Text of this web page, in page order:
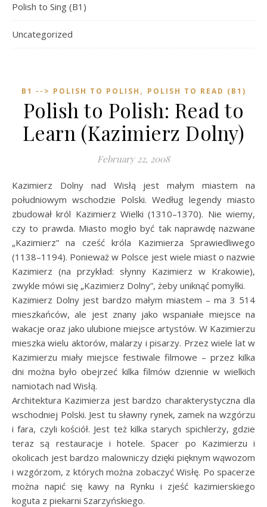
Polish to Sing (B1)
Uncategorized
B1 --> POLISH TO POLISH , POLISH TO READ (B1)
Polish to Polish: Read to
Learn (Kazimierz Dolny)
February 22, 2008
Kazimierz Dolny nad Wisłą jest małym miastem na
południowym wschodzie Polski. Według legendy miasto
zbudował król Kazimierz Wielki (1310–1370). Nie wiemy,
czy to prawda. Miasto mogło być tak naprawdę nazwane
„Kazimierz” na cześć króla Kazimierza Sprawiedliwego
(1138–1194). Ponieważ w Polsce jest wiele miast o nazwie
Kazimierz (na przykład: słynny Kazimierz w Krakowie),
zwykle mówi się „Kazimierz Dolny”, żeby uniknąć pomyłki.
Kazimierz Dolny jest bardzo małym miastem – ma 3 514
mieszkańców, ale jest znany jako wspaniałe miejsce na
wakacje oraz jako ulubione miejsce artystów. W Kazimierzu
mieszka wielu aktorów, malarzy i pisarzy. Przez wiele lat w
Kazimierzu miały miejsce festiwale filmowe – przez kilka
dni można było obejrzeć kilka filmów dziennie w wielkich
namiotach nad Wisłą.
Architektura Kazimierza jest bardzo charakterystyczna dla
wschodniej Polski. Jest tu sławny rynek, zamek na wzgórzu
i fara, czyli kościół. Jest też kilka starych spichlerzy, gdzie
teraz są restauracje i hotele. Spacer po Kazimierzu i
okolicach jest bardzo malowniczy dzięki pięknym wąwozom
i wzgórzom, z których można zobaczyć Wisłę. Po spacerze
można napić się kawy na Rynku i zjeść kazimierskiego
koguta z piekarni Szarzyńskiego.